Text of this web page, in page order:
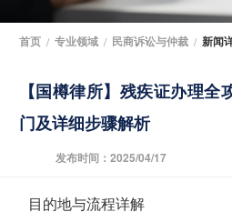
首页 / 专业领域 / 民商诉讼与仲裁 / 新闻
【国樽律所】残疾证办理
门及详细步骤解析
发布时间：2025/04/17
目的地与流程详解